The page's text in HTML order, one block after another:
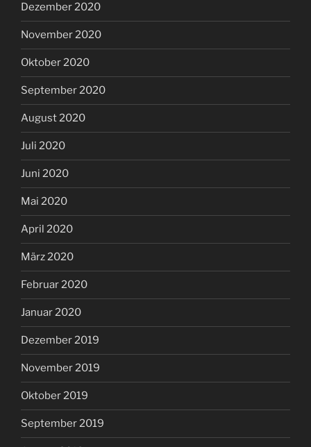
Dezember 2020
November 2020
Oktober 2020
September 2020
August 2020
Juli 2020
Juni 2020
Mai 2020
April 2020
März 2020
Februar 2020
Januar 2020
Dezember 2019
November 2019
Oktober 2019
September 2019